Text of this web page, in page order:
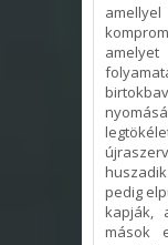
pedig
kapják,
mások